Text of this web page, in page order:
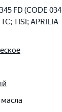
FD (CODE 034
TISI; APRILIA